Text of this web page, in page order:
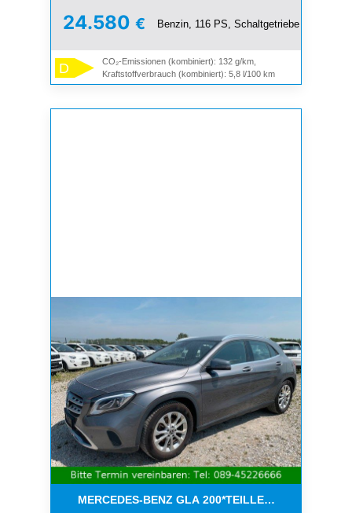
24.580 € Benzin, 116 PS, Schaltgetriebe
D
CO₂-Emissionen (kombiniert): 132 g/km,
Kraftstoffverbrauch (kombiniert): 5,8 l/100 km
MERCEDES-BENZ GLA